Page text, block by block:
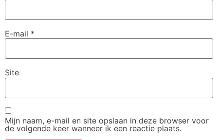
E-mail *
Site
Mijn naam, e-mail en site opslaan in deze browser voor
de volgende keer wanneer ik een reactie plaats.